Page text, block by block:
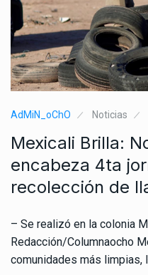
AdMiN_oChO Noticias
Mexicali Brilla:
encabeza 4ta
recolección de
– Se realizó en la colonia
Redacción/Columnaocho
comunidades más limpias,